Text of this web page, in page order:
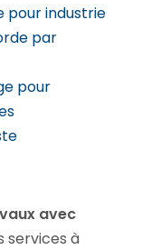
pour industrie
par
pour
avec
services à